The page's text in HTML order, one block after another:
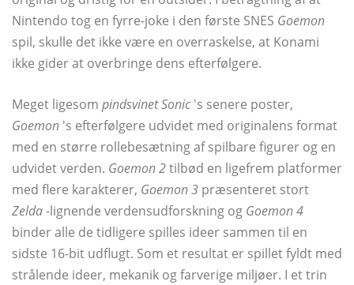
Nintendo tog en fyrre-joke i den første SNES Goemon
spil, skulle det ikke være en overraskelse, at Konami
ikke gider at overbringe dens efterfølgere.
Meget ligesom pindsvinet Sonic 's senere poster,
Goemon 's efterfølgere udvidet med originalens format
med en større rollebesætning af spilbare figurer og en
udvidet verden. Goemon 2tilbød en ligefrem platformer
med flere karakterer, Goemon 3 præsenteret stort
Zelda-lignende verdensudforskning og Goemon 4
binder alle de tidligere spilles ideer sammen til en
sidste 16-bit udflugt. Som et resultat er spillet fyldt med
strålende ideer, mekanik og farverige miljøer. I et trin